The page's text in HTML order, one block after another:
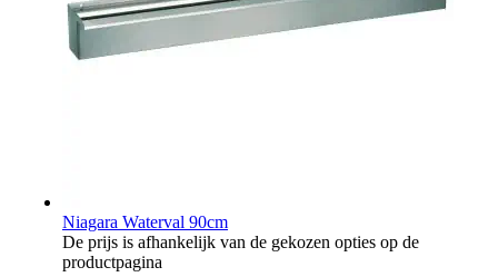
Niagara Waterval 90cm
De prijs is afhankelijk van de gekozen opties op de
productpagina